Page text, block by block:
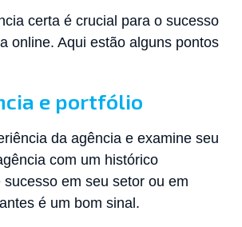
certa é crucial para o sucesso
online. Aqui estão alguns pontos
e portfólio
da agência e examine seu
com um histórico
em seu setor ou em
é um bom sinal.